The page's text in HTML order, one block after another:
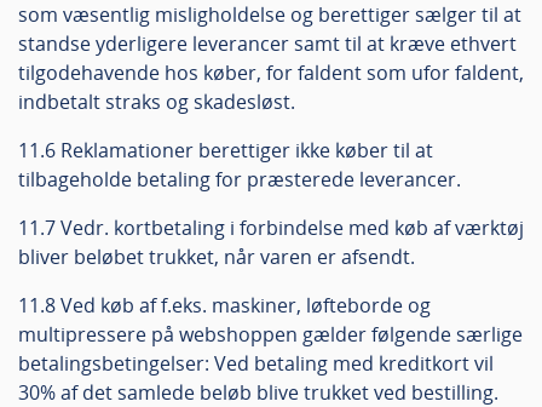
som væsentlig misligholdelse og berettiger sælger til at
standse yderligere leverancer samt til at kræve ethvert
tilgodehavende hos køber, for faldent som ufor faldent,
indbetalt straks og skadesløst.
11.6 Reklamationer berettiger ikke køber til at
tilbageholde betaling for præsterede leverancer.
11.7 Vedr. kortbetaling i forbindelse med køb af værktøj
bliver beløbet trukket, når varen er afsendt.
11.8 Ved køb af f.eks. maskiner, løfteborde og
multipressere på webshoppen gælder følgende særlige
betalingsbetingelser: Ved betaling med kreditkort vil
30% af det samlede beløb blive trukket ved bestilling.